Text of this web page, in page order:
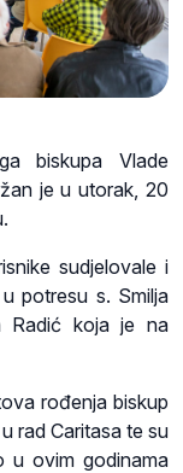
biskupa Vlade
je u utorak, 20
sudjelovale i
potresu s. Smilja
Radić koja je na
rođenja biskup
rad Caritasa te su
u ovim godinama